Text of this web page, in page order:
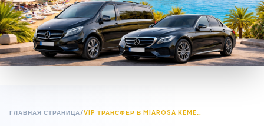
ГЛАВНАЯ СТРАНИЦА/ VIP ТРАНСФЕР В MIAROSA KEMER BEACH